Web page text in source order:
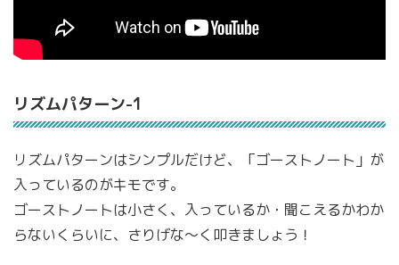
リズムパターン-1
リズムパターンはシンプルだけど、「ゴーストノート」が
入っているのがキモです。
ゴーストノートは小さく、入っているか・聞こえるかわか
らないくらいに、さりげな〜く叩きましょう！